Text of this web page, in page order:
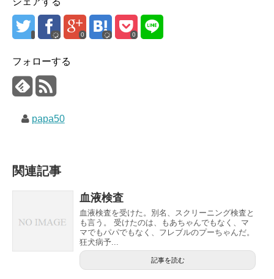
0 0
フォローする
papa50
関連記事
血液検査
血液検査を受けた。別名、スクリーニング検査と
も言う。 受けたのは、もあちゃんでもなく、マ
マでもパパでもなく、フレブルのプーちゃんだ。
狂犬病予...
記事を読む